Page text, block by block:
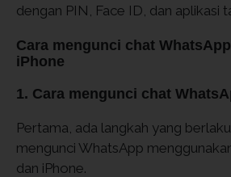
dengan PIN, Face ID, dan aplikasi
Cara mengunci chat
iPhone
1. Cara mengunci chat
Pertama, ada langkah yang
mengunci WhatsApp
dan iPhone.